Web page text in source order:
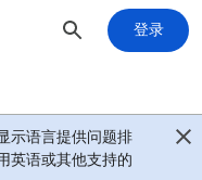
登录
示语言提供问题排
英语或其他支持的